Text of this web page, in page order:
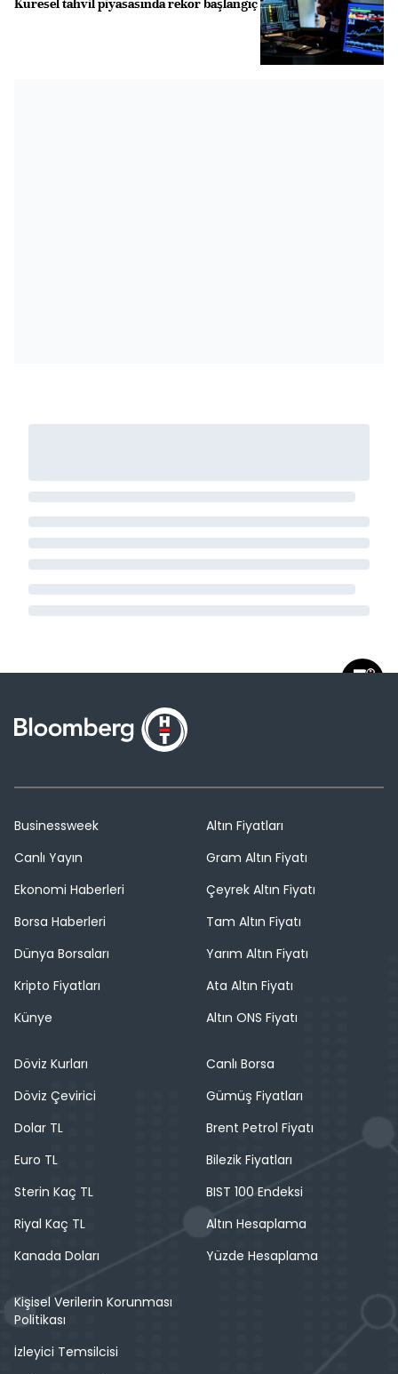
Küresel tahvil piyasasında rekor başlangıç
Businessweek
Canlı Yayın
Ekonomi Haberleri
Borsa Haberleri
Dünya Borsaları
Kripto Fiyatları
Künye
Altın Fiyatları
Gram Altın Fiyatı
Çeyrek Altın Fiyatı
Tam Altın Fiyatı
Yarım Altın Fiyatı
Ata Altın Fiyatı
Altın ONS Fiyatı
Döviz Kurları
Döviz Çevirici
Dolar TL
Euro TL
Sterin Kaç TL
Riyal Kaç TL
Kanada Doları
Canlı Borsa
Gümüş Fiyatları
Brent Petrol Fiyatı
Bilezik Fiyatları
BIST 100 Endeksi
Altın Hesaplama
Yüzde Hesaplama
Kişisel Verilerin Korunması
Politikası
İzleyici Temsilcisi